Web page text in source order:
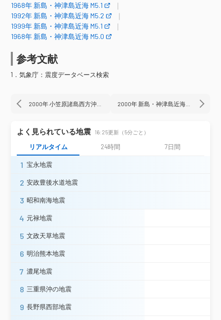
千葉県
館山市北条（旧）＊
富津市下飯野（旧）＊
南房総市富浦町青木＊
南房総市谷向（旧）＊
東京都
下田市東本郷＊ 河津町田中＊
西伊豆町宇久須（旧）＊
伊豆の国市四日町＊
沼津市戸田（旧）＊
1968年 新島・神津島近海 M5.1
1992年 新島・神津島近海 M5.2
1999年 新島・神津島近海 M5.1
1968年 新島・神津島近海 M5.0
参考文献
1．気象庁：震度データベース検索
よく見られている地震 16:25更新（5分ごと）
リアルタイム 24時間 7日間
1 宝永地震
2 安政豊後水道地震
3 昭和南海地震
4 元禄地震
5 文政天草地震
6 明治熊本地震
7 濃尾地震
8 三重県沖の地震
9 長野県西部地震